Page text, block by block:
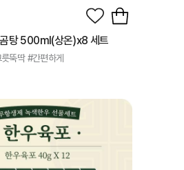
탕 500ml(상온)x8 세트
뚝딱 #간편하게